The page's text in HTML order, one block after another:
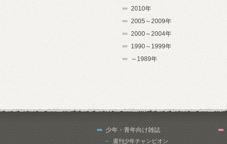
2010年
2005～2009年
2000～2004年
1990～1999年
～1989年
少年・青年向け雑誌
週刊少年チャンピオン